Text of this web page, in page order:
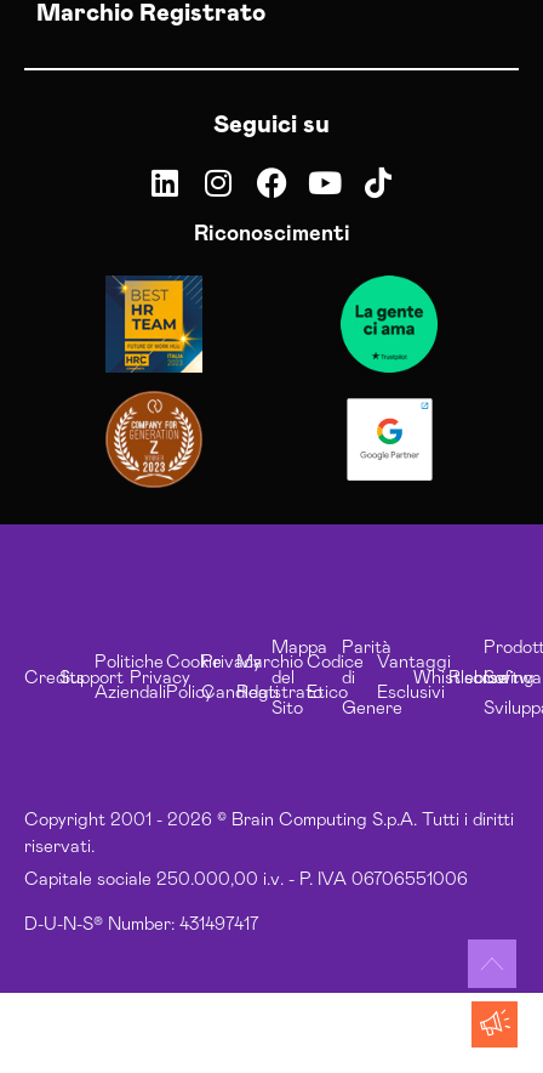
Marchio Registrato
Seguici su
Riconoscimenti
Copyright 2001 - 2026 © Brain Computing S.p.A. Tutti i diritti
riservati.
Capitale sociale 250.000,00 i.v. - P. IVA 06706551006
D-U-N-S® Number: 431497417
CreditsSupport
Politiche
Aziendali
Privacy
Cookie
Policy
Privacy
Candidati
Marchio
Registrato
Mappa
del
Sito
Codice
Etico
Parità
di
Genere
Vantaggi
Esclusivi
Whistleblowing
Risorse